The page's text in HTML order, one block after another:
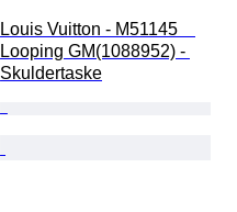
Louis Vuitton - M51145
Looping GM(1088952) -
Skuldertaske